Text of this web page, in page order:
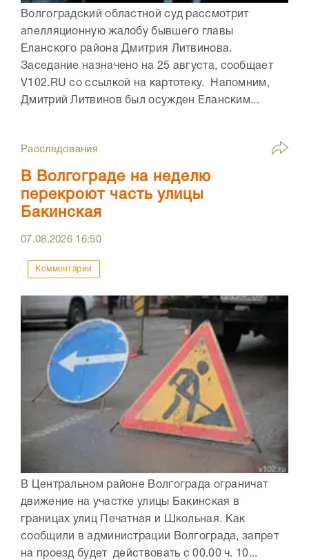
Волгоградский областной суд рассмотрит
апелляционную жалобу бывшего главы
Еланского района Дмитрия Литвинова.
Заседание назначено на 25 августа, сообщает
V102.RU со ссылкой на картотеку. Напомним,
Дмитрий Литвинов был осужден Еланским...
Расследования
В Волгограде на неделю
перекроют часть улицы
Бакинская
07.08.2026 16:50
Комментарии
В Центральном районе Волгограда ограничат
движение на участке улицы Бакинская в
границах улиц Печатная и Школьная. Как
сообщили в администрации Волгограда, запрет
на проезд будет действовать с 00.00 ч. 10...